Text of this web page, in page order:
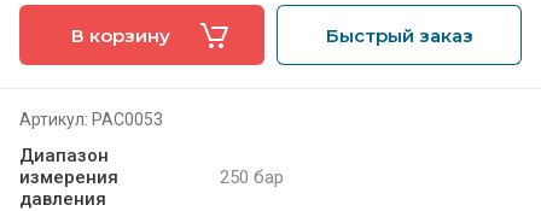
В корзину Быстрый заказ
Артикул: РАС0053
Диапазон
измерения
давления
250 бар